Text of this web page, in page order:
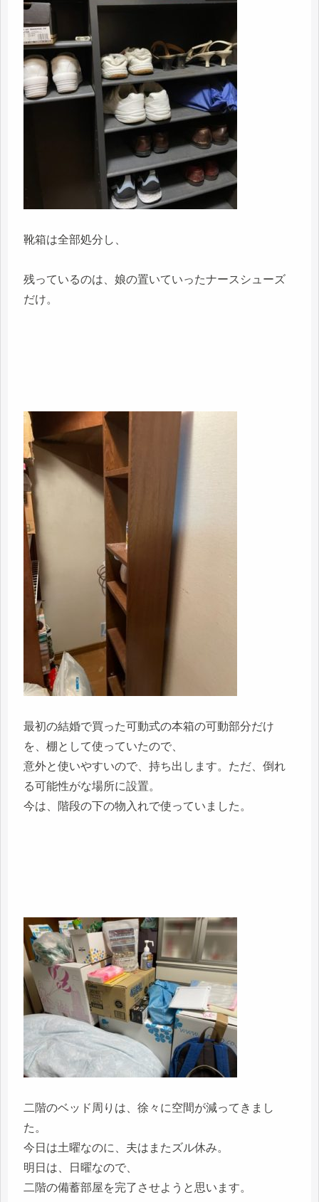
靴箱は全部処分し、
残っているのは、娘の置いていったナースシューズ
だけ。
最初の結婚で買った可動式の本箱の可動部分だけ
を、棚として使っていたので、
意外と使いやすいので、持ち出します。ただ、倒れ
る可能性がな場所に設置。
今は、階段の下の物入れで使っていました。
二階のベッド周りは、徐々に空間が減ってきまし
た。
今日は土曜なのに、夫はまたズル休み。
明日は、日曜なので、
二階の備蓄部屋を完了させようと思います。